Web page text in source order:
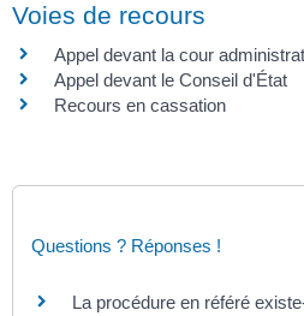
Voies de recours
Appel devant la cour
Appel devant le Conseil d'État
Recours en cassation
Questions ? Réponses !
La procédure en référé